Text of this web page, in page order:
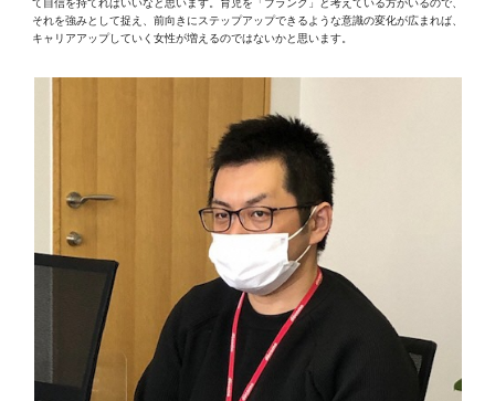
て自信を持てればいいなと思います。育児を「ブランク」と考えている方がいるので、
それを強みとして捉え、前向きにステップアップできるような意識の変化が広まれば、
キャリアアップしていく女性が増えるのではないかと思います。